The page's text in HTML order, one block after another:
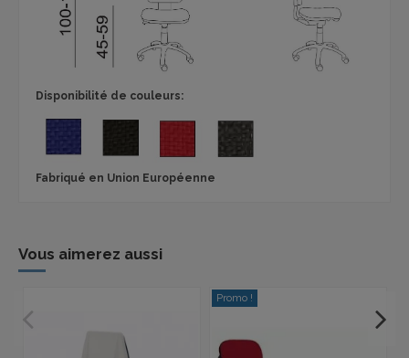
Disponibilité de couleurs:
Fabriqué en Union Européenne
Vous aimerez aussi
Promo !